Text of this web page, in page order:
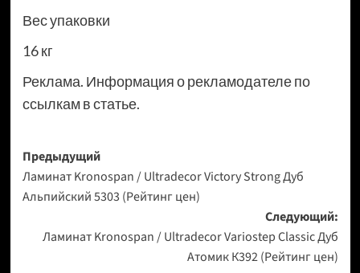
Вес упаковки
16 кг
Реклама. Информация о рекламодателе по
ссылкам в статье.
Навигация
записи
Предыдущий
Ламинат Kronospan / Ultradecor Victory Strong Дуб
Альпийский 5303 (Рейтинг цен)
Следующий:
Ламинат Kronospan / Ultradecor Variostep Classic Дуб
Атомик К392 (Рейтинг цен)